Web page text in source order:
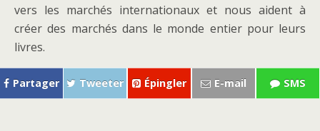
vers les marchés internationaux et nous aident à
créer des marchés dans le monde entier pour leurs
livres.
Partager Tweeter Épingler E-mail SMS